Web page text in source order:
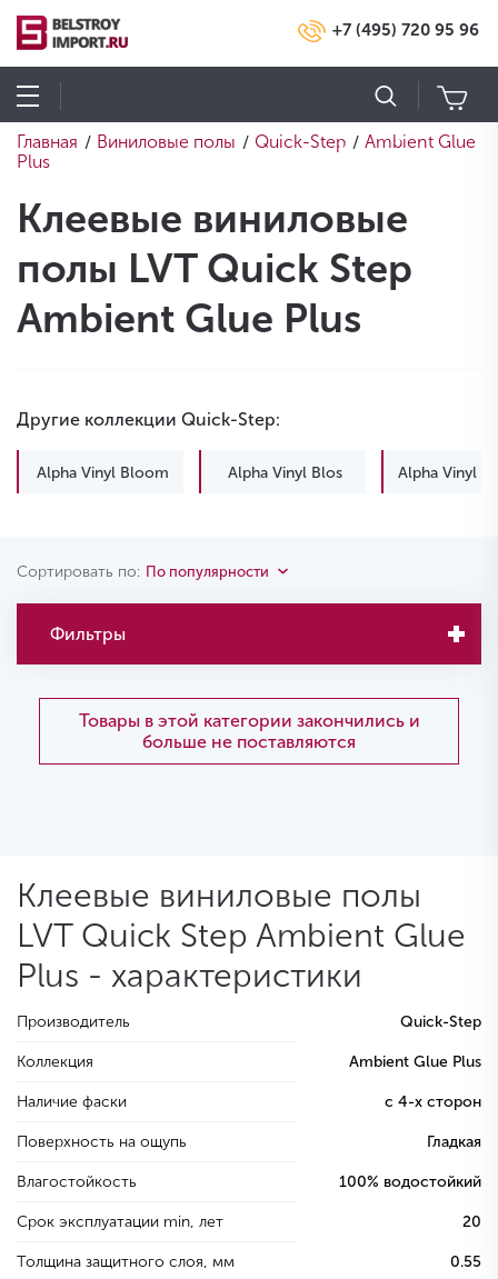
+7 (495) 720 95 96
Главная / Виниловые полы / Quick-Step / Ambient Glue
Plus
Клеевые виниловые
полы LVT Quick Step
Ambient Glue Plus
Другие коллекции Quick-Step:
Alpha Vinyl Bloom Alpha Vinyl Blos Alpha Vinyl
Сортировать по: По популярности
Фильтры
Товары в этой категории закончились и
больше не поставляются
Клеевые виниловые полы
LVT Quick Step Ambient Glue
Plus - характеристики
Производитель Quick-Step
Коллекция Ambient Glue Plus
Наличие фаски с 4-х сторон
Поверхность на ощупь Гладкая
Влагостойкость 100% водостойкий
Срок эксплуатации min, лет 20
Толщина защитного слоя, мм 0.55